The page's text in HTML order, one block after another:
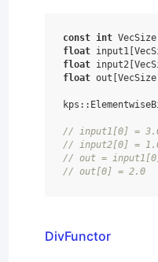
const int VecSize
float input1 [
float input2 [
float out [VecSize
kps ::
// input1 [0] =
//
input2[0] =
// out = input1 [0
// out[0] = 2.0
DivFunctor